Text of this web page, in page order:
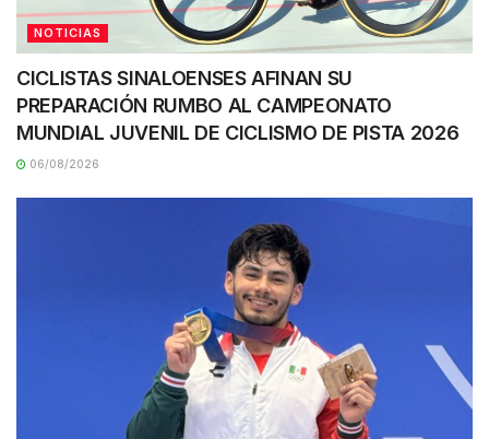
NOTICIAS
CICLISTAS SINALOENSES AFINAN SU
PREPARACIÓN RUMBO AL CAMPEONATO
MUNDIAL JUVENIL DE CICLISMO DE PISTA 2026
06/08/2026